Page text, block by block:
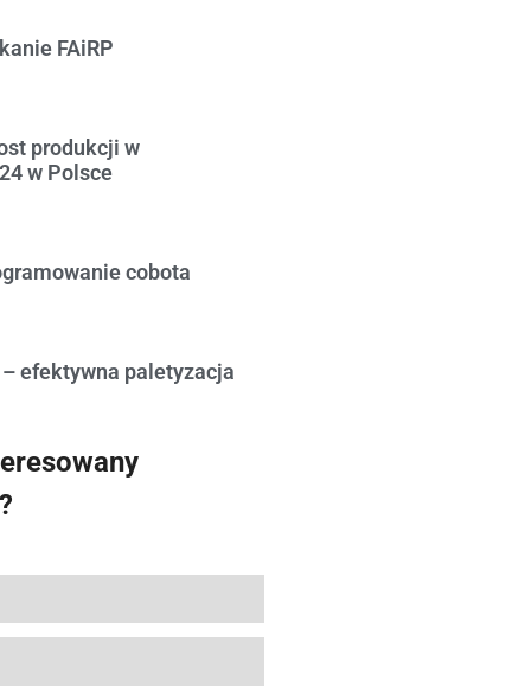
FAiRP
produkcji w
w Polsce
cobota
efektywna paletyzacja